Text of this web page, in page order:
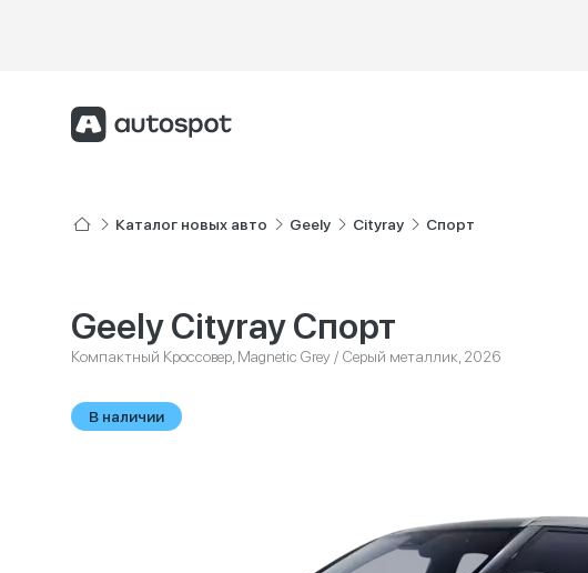
Каталог новых авто Geely Cityray Спорт
Geely Cityray Спорт
Компактный Кроссовер, Magnetic Grey / Серый металлик, 2026
В наличии